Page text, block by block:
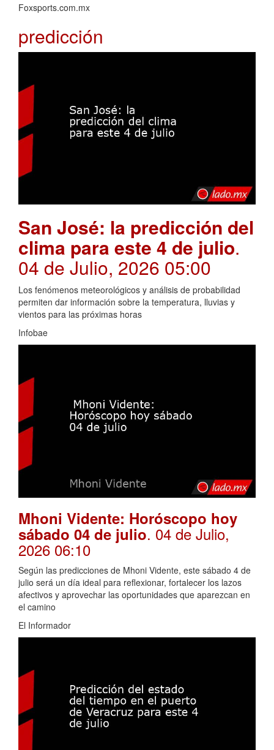
Foxsports.com.mx
predicción
San José: la predicción del
clima para este 4 de julio.
04 de Julio, 2026 05:00
Los fenómenos meteorológicos y análisis de probabilidad
permiten dar información sobre la temperatura, lluvias y
vientos para las próximas horas
Infobae
Mhoni Vidente: Horóscopo hoy
sábado 04 de julio. 04 de Julio,
2026 06:10
Según las predicciones de Mhoni Vidente, este sábado 4 de
julio será un día ideal para reflexionar, fortalecer los lazos
afectivos y aprovechar las oportunidades que aparezcan en
el camino
El Informador